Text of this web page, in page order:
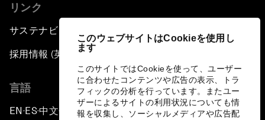
このウェブサイトはCookieを使用し
ます
このサイトではCookieを使って、ユーザー
に合わせたコンテンツや広告の表示、トラ
フィックの分析を行っています。またユー
ザーによるサイトの利用状況についても情
報を収集し、ソーシャルメディアや広告配
リンク
サステナビリティへの取り組み
採用情報 (英語のみ)
言語
EN ▪ES▪中文▪ 日本語